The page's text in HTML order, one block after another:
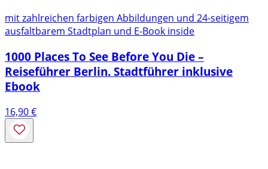
mit zahlreichen farbigen Abbildungen und 24-seitigem
ausfaltbarem Stadtplan und E-Book inside
1000 Places To See Before You Die –
Reiseführer Berlin. Stadtführer inklusive
Ebook
16,90€